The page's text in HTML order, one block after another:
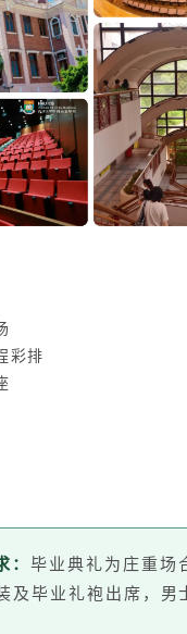
彩排
：毕业典礼为庄重场
及毕业礼袍出席，男